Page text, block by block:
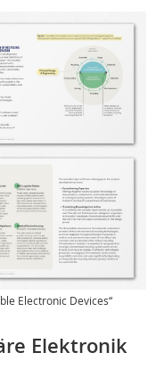
Electronic Devices“
Elektronik